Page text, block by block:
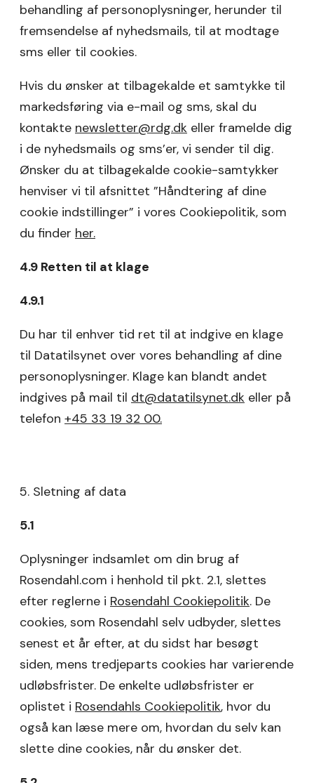
behandling af personoplysninger, herunder til
fremsendelse af nyhedsmails, til at modtage
sms eller til cookies.
Hvis du ønsker at tilbagekalde et samtykke til
markedsføring via e-mail og sms, skal du
kontakte newsletter@rdg.dk eller framelde dig
i de nyhedsmails og sms’er, vi sender til dig.
Ønsker du at tilbagekalde cookie-samtykker
henviser vi til afsnittet ”Håndtering af dine
cookie indstillinger” i vores Cookiepolitik, som
du finder her.
4.9 Retten til at klage
4.9.1
Du har til enhver tid ret til at indgive en klage
til Datatilsynet over vores behandling af dine
personoplysninger. Klage kan blandt andet
indgives på mail til dt@datatilsynet.dk eller på
telefon +45 33 19 32 00.
5. Sletning af data
5.1
Oplysninger indsamlet om din brug af
Rosendahl.com i henhold til pkt. 2.1, slettes
efter reglerne i Rosendahl Cookiepolitik. De
cookies, som Rosendahl selv udbyder, slettes
senest et år efter, at du sidst har besøgt
siden, mens tredjeparts cookies har varierende
udløbsfrister. De enkelte udløbsfrister er
oplistet i Rosendahls Cookiepolitik, hvor du
også kan læse mere om, hvordan du selv kan
slette dine cookies, når du ønsker det.